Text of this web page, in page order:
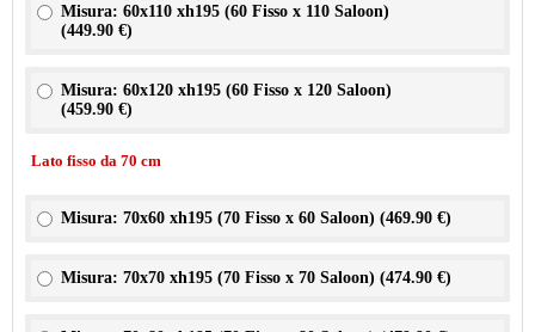
Misura: 60x110 xh195 (60 Fisso x 110 Saloon)
(449.90 €)
Misura: 60x120 xh195 (60 Fisso x 120 Saloon)
(459.90 €)
Lato fisso da 70 cm
Misura: 70x60 xh195 (70 Fisso x 60 Saloon) (469.90 €)
Misura: 70x70 xh195 (70 Fisso x 70 Saloon) (474.90 €)